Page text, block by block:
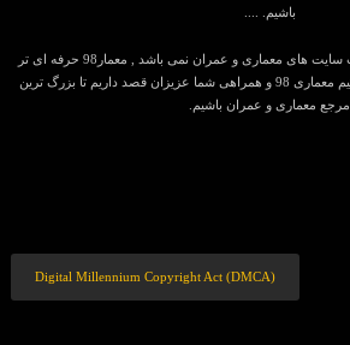
باشیم. ....
هدف ما فعالیت همچون سایر وب سایت های معماری و عمران نمی باشد , معمار98 حرفه ای تر
عمل می کند. با همت و پشتکار تیم معماری 98 و همراهی شما عزیزان قصد داریم تا بزرگ ترین
مرجع معماری و عمران باشیم.
Digital Millennium Copyright Act (DMCA)